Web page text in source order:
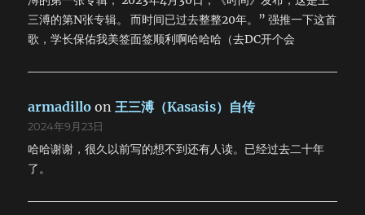
三溥的第N张专辑。 而时间已过去整整20年。” 强推一下这首
歌，学长保佑我美签面签顺利啊哈哈哈（去DC开个会
armadillo on 王三溥（Kasasis）自传
2024年9月23日
哈哈谢谢，很久以前写的想不到还有人读。已经过去二十年
了。